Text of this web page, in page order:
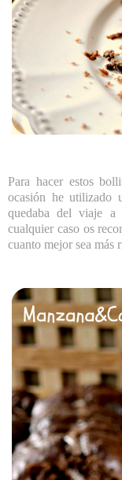
Para hacer estos
ocasión he utilizado
quedaba del viaje a
cualquier caso os
cuanto mejor sea más